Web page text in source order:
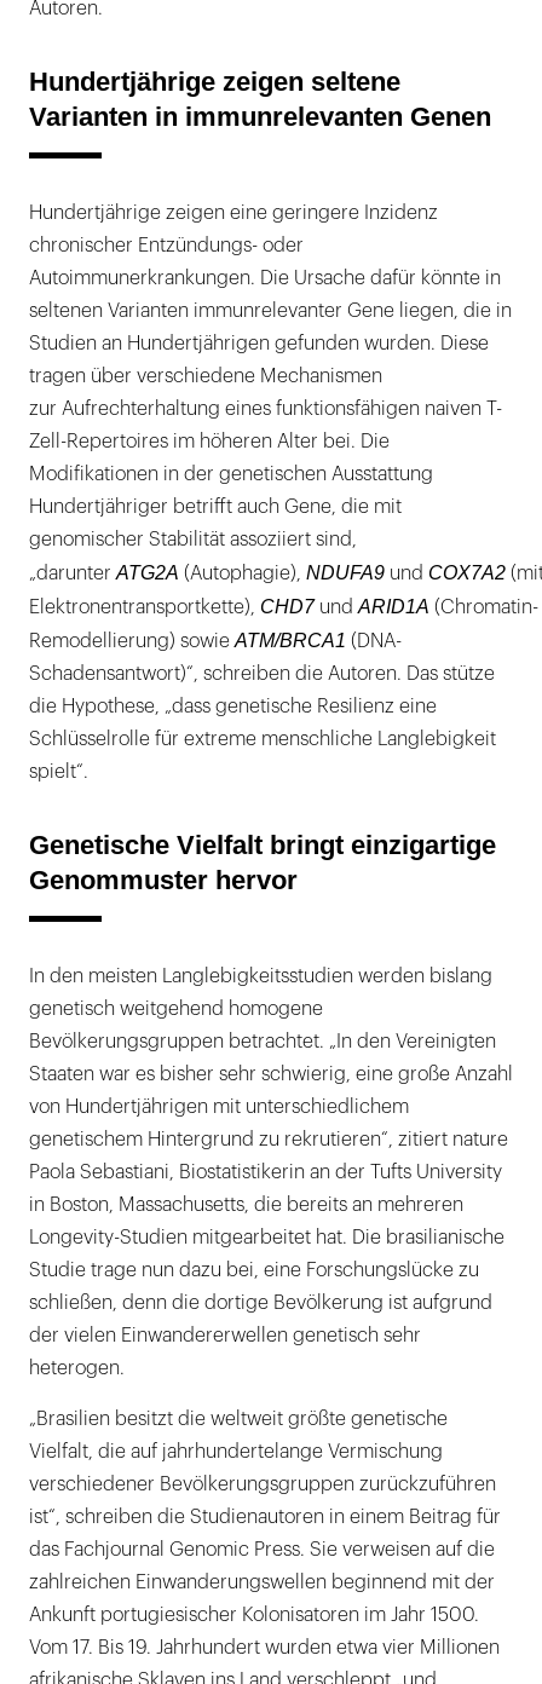
Autoren.
Hundertjährige zeigen seltene
Varianten in immunrelevanten Genen
Hundertjährige zeigen eine geringere Inzidenz
chronischer Entzündungs- oder
Autoimmunerkrankungen. Die Ursache dafür könnte in
seltenen Varianten immunrelevanter Gene liegen, die in
Studien an Hundertjährigen gefunden wurden. Diese
tragen über verschiedene Mechanismen
zur Aufrechterhaltung eines funktionsfähigen naiven T-
Zell-Repertoires im höheren Alter bei. Die
Modifikationen in der genetischen Ausstattung
Hundertjähriger betrifft auch Gene, die mit
genomischer Stabilität assoziiert sind,
„darunter ATG2A (Autophagie), NDUFA9 und COX7A2
Elektronentransportkette), CHD7 und ARID1A (Chromatin-
Remodellierung) sowie ATM/BRCA1 (DNA-
Schadensantwort)“, schreiben die Autoren. Das stütze
die Hypothese, „dass genetische Resilienz eine
Schlüsselrolle für extreme menschliche Langlebigkeit
spielt“.
Genetische Vielfalt bringt einzigartige
Genommuster hervor
In den meisten Langlebigkeitsstudien werden bislang
genetisch weitgehend homogene
Bevölkerungsgruppen betrachtet. „In den Vereinigten
Staaten war es bisher sehr schwierig, eine große Anzahl
von Hundertjährigen mit unterschiedlichem
genetischem Hintergrund zu rekrutieren“, zitiert nature
Paola Sebastiani, Biostatistikerin an der Tufts University
in Boston, Massachusetts, die bereits an mehreren
Longevity-Studien mitgearbeitet hat. Die brasilianische
Studie trage nun dazu bei, eine Forschungslücke zu
schließen, denn die dortige Bevölkerung ist aufgrund
der vielen Einwandererwellen genetisch sehr
heterogen.
„Brasilien besitzt die weltweit größte genetische
Vielfalt, die auf jahrhundertelange Vermischung
verschiedener Bevölkerungsgruppen zurückzuführen
ist“, schreiben die Studienautoren in einem Beitrag für
das Fachjournal Genomic Press. Sie verweisen auf die
zahlreichen Einwanderungswellen beginnend mit der
Ankunft portugiesischer Kolonisatoren im Jahr 1500.
Vom 17. Bis 19. Jahrhundert wurden etwa vier Millionen
afrikanische Sklaven ins Land verschleppt „und